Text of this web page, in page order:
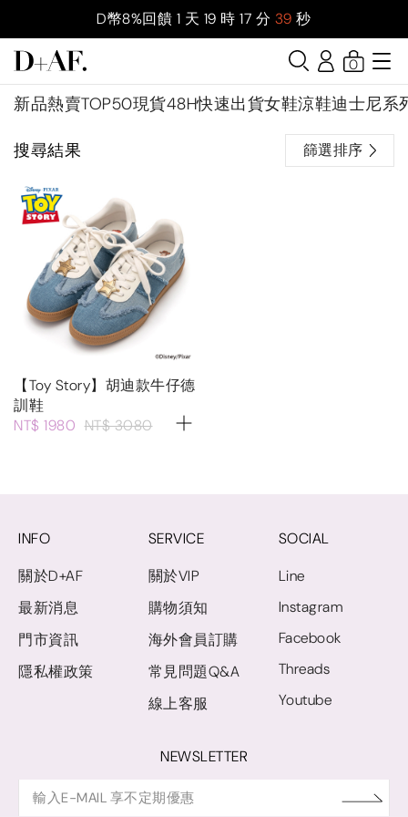
D幣8%回饋 1 天 19 時 17 分 38 秒
新品熱賣TOP50現貨48H快速出貨女鞋涼鞋迪士尼系
0
搜尋結果 篩選排序
【Toy Story】胡迪款牛仔德
訓鞋
NT$ 1980 NT$ 3080
INFO
關於D+AF
最新消息
門市資訊
隱私權政策
SERVICE
關於VIP
購物須知
海外會員訂購
常見問題Q&A
線上客服
SOCIAL
Line
Instagram
Facebook
Threads
Youtube
NEWSLETTER